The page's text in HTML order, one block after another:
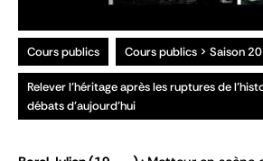
Cours publics Cours publics > Saison
Relever l’héritage après les ruptures de
débats d’aujourd’hui